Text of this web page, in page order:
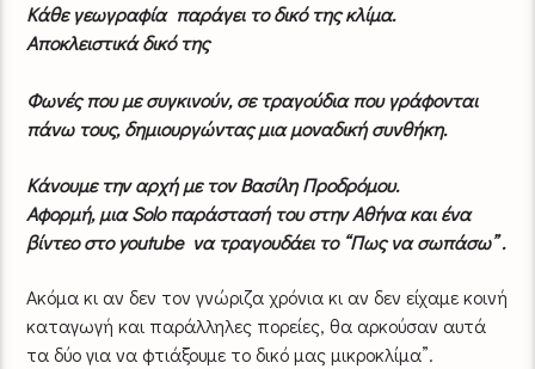
Κάθε γεωγραφία παράγει το δικό της κλίμα.
Αποκλειστικά δικό της
Φωνές που με συγκινούν, σε τραγούδια που γράφονται
πάνω τους, δημιουργώντας μια μοναδική συνθήκη.
Κάνουμε την αρχή με τον Βασίλη Προδρόμου.
Αφορμή, μιαSoloπαράστασή του στην Αθήνα και ένα
βίντεο στοyoutubeνα τραγουδάει το “Πως να σωπάσω” .
Ακόμα κι αν δεν τον γνώριζα χρόνια κι αν δεν είχαμε κοινή
καταγωγή και παράλληλες πορείες, θα αρκούσαν αυτά
τα δύο για να φτιάξουμε το δικό μας μικροκλίμα”.